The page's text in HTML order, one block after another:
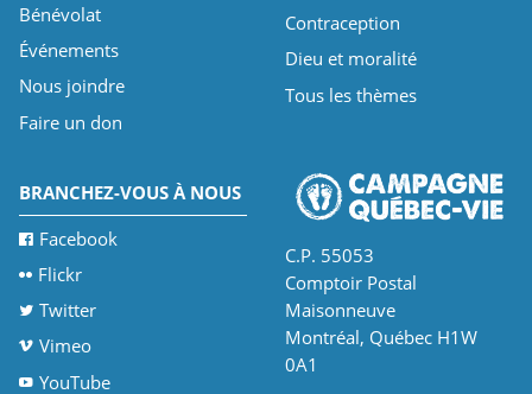
Bénévolat
Événements
Nous joindre
Faire un don
Contraception
Dieu et moralité
Tous les thèmes
BRANCHEZ-VOUS À NOUS
Facebook
Flickr
Twitter
Vimeo
YouTube
C.P. 55053
Comptoir Postal
Maisonneuve
Montréal, Québec H1W
0A1